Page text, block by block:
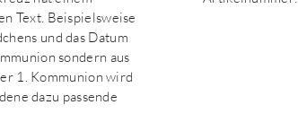
Text. Beispielsweise
und das Datum
sondern aus
1. Kommunion wird
dazu passende